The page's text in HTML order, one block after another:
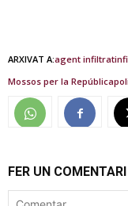
ARXIVAT A:agent infiltrat
Mossos per la República
FER UN COMENTARI